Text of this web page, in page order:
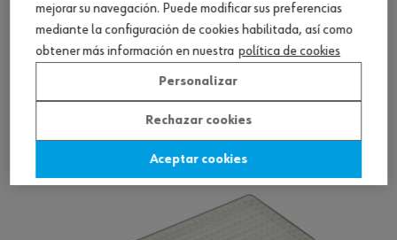
Cubierta de filtro WSH AIR III
Ver producto
mejorar su navegación. Puede modificar sus preferencias
mediante la configuración de cookies habilitada, así como
obtener más información en nuestra política de cookies
Personalizar
Rechazar cookies
Aceptar cookies